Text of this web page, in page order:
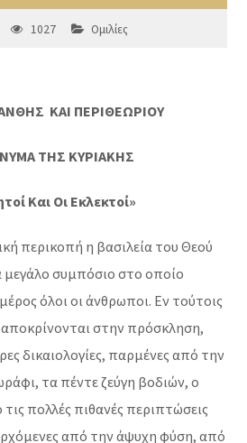
1027 Ομιλίες
ΚΑΙ ΠΕΡΙΘΕΩΡΙΟΥ
ΤΗΣ ΚΥΡΙΑΚΗΣ
Και Οι Εκλεκτοί»
περικοπή η βασιλεία του Θεού
μεγάλο συμπόσιο στο οποίο
όλοι οι άνθρωποι. Εν τούτοις
στην πρόσκληση,
δικαιολογίες, παρμένες από την
τα πέντε ζεύγη βοδιών, ο
τις πολλές πιθανές περιπτώσεις
από την άψυχη φύση, από